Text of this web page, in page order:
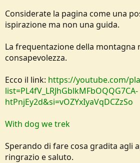
Considerate la pagina come una
ispirazione ma non una guida.
La frequentazione della montagna
consapevolezza.
Ecco il link: https://youtube.com/
list=PL4fV_LRJhGblkMFbOQQG7CA-
htPnjEy2d&si=vOZYxIyaVqDCZzSo
With dog we trek
Sperando di fare cosa gradita agli
ringrazio e saluto.